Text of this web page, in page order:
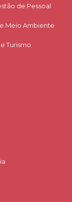
de Pessoal
Meio Ambiente
Turismo